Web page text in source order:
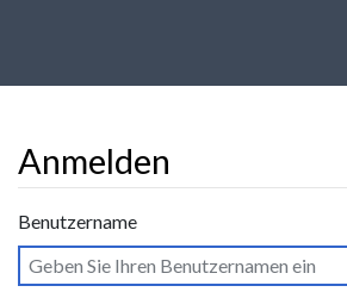
Anmelden
Wechseln zu:Navigation
Benutzername